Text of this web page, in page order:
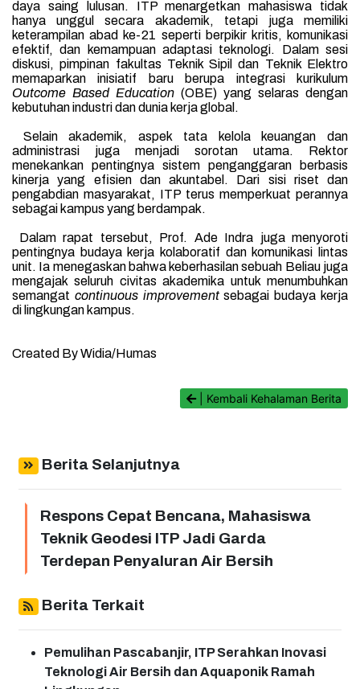
daya saing lulusan. ITP menargetkan mahasiswa tidak
hanya unggul secara akademik, tetapi juga memiliki
keterampilan abad ke-21 seperti berpikir kritis, komunikasi
efektif, dan kemampuan adaptasi teknologi. Dalam sesi
diskusi, pimpinan fakultas Teknik Sipil dan Teknik Elektro
memaparkan inisiatif baru berupa integrasi kurikulum
Outcome Based Education (OBE) yang selaras dengan
kebutuhan industri dan dunia kerja global.
Selain akademik, aspek tata kelola keuangan dan
administrasi juga menjadi sorotan utama. Rektor
menekankan pentingnya sistem penganggaran berbasis
kinerja yang efisien dan akuntabel. Dari sisi riset dan
pengabdian masyarakat, ITP terus memperkuat perannya
sebagai kampus yang berdampak.
Dalam rapat tersebut, Prof. Ade Indra juga menyoroti
pentingnya budaya kerja kolaboratif dan komunikasi lintas
unit. Ia menegaskan bahwa keberhasilan sebuah Beliau juga
mengajak seluruh civitas akademika untuk menumbuhkan
semangat continuous improvementsebagai budaya kerja
di lingkungan kampus.
Created By Widia/Humas
| Kembali Kehalaman Berita
Berita Selanjutnya
Respons Cepat Bencana, Mahasiswa
Teknik Geodesi ITP Jadi Garda
Terdepan Penyaluran Air Bersih
Berita Terkait
Pemulihan Pascabanjir, ITP Serahkan Inovasi
Teknologi Air Bersih dan Aquaponik Ramah